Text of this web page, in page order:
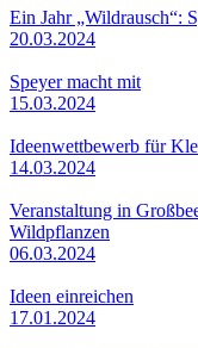
Ein Jahr „Wildrausch“:
20.03.2024
Speyer macht mit
15.03.2024
Ideenwettbewerb für
14.03.2024
Veranstaltung in
Wildpflanzen
06.03.2024
Ideen einreichen
17.01.2024